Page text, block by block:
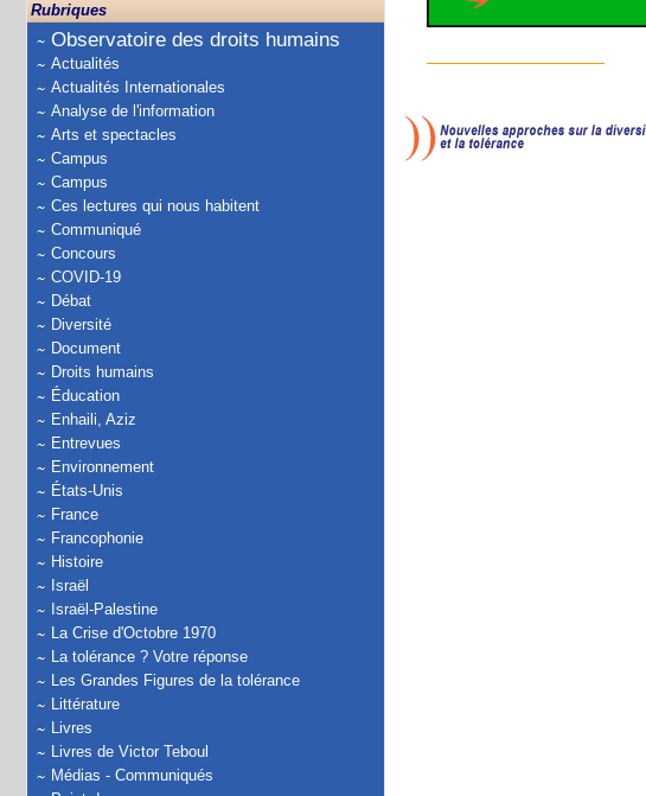
Rubriques
Observatoire des droits humains
Actualités
Actualités Internationales
Analyse de l'information
Arts et spectacles
Campus
Campus
Ces lectures qui nous habitent
Communiqué
Concours
COVID-19
Débat
Diversité
Document
Droits humains
Éducation
Enhaili, Aziz
Entrevues
Environnement
États-Unis
France
Francophonie
Histoire
Israël
Israël-Palestine
La Crise d'Octobre 1970
La tolérance ? Votre réponse
Les Grandes Figures de la tolérance
Littérature
Livres
Livres de Victor Teboul
Médias - Communiqués